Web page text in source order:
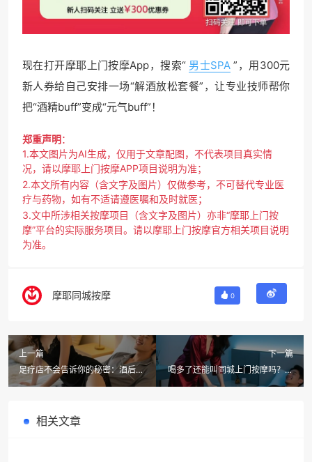
现在打开摩耶上门按摩App，搜索“ 男士SPA ”，用300元
新人券给自己安排一场“解酒放松套餐”，让专业技师帮你
把“酒精buff”变成“元气buff”！
郑重声明：
1.本文图片为AI生成，仅用于文章配图，不代表项目真实情
况，请以摩耶上门按摩APP项目说明为准；
2.本文所有内容（含文字及图片）仅做参考，不可替代专业医
疗与药物，如有不适请遵医嘱和及时就医；
3.文中所涉相关按摩项目（含文字及图片）亦非“摩耶上门按
摩”平台的实际服务项目。请以摩耶上门按摩官方相关项目说明
为准。
摩耶同城按摩 0
上一篇
足疗店不会告诉你的秘密：酒后按
摩禁忌清单，摩耶上门按摩技师的
下一篇
喝多了还能叫同城上门按摩吗？摩
耶上门按摩技师：这些男士SPA禁
相关文章